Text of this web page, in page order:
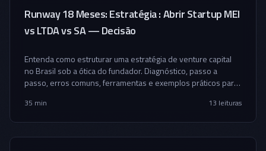
Runway 18 Meses: Estratégia : Abrir Startup MEI
vs LTDA vs SA — Decisão
Entenda como estruturar uma estratégia de venture capital
no Brasil sob a ótica do fundador. Diagnóstico, passo a
passo, erros comuns, ferramentas e exemplos práticos para
35 min 13 leituras